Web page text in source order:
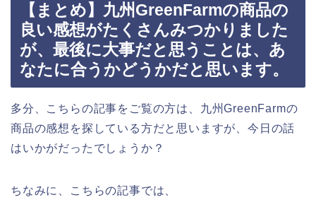
【まとめ】九州GreenFarmの商品の
良い感想がたくさんみつかりました
が、最後に大事だと思うことは、あ
なたに合うかどうかだと思います。
多分、こちらの記事をご覧の方は、九州GreenFarmの
商品の感想を探している方だと思いますが、今日の話
はいかがだったでしょうか？
ちなみに、こちらの記事では、